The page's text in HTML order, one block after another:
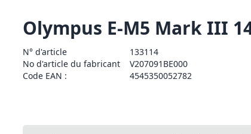
Olympus E-M5 Mark III
N° d'article
133114
No d'article du fabricant
V207091BE000
Code EAN :
4545350052782